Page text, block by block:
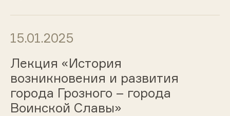
15.01.2025
Лекция «История
возникновения и развития
города Грозного – города
Воинской Славы»